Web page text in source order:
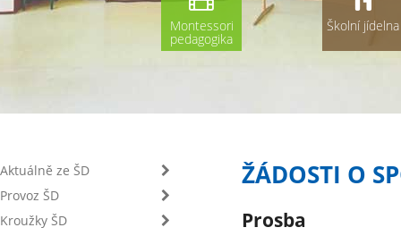
Montessori
pedagogika
Školní jídelna
Aktuálně ze ŠD
Provoz ŠD
Kroužky ŠD
ŽÁDOSTI O
Prosba